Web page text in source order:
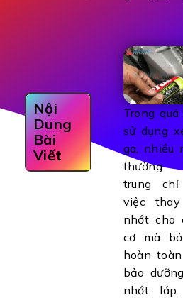
Nội
Dung
Bài
Viết
Trong
sử dụng
ga, nhiều
thường
trung
việc
nhớt cho
cơ mà
hoàn
bảo
nhớt